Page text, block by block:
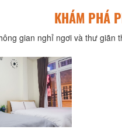
KHÁM PHÁ
gian nghỉ ngơi và thư giãn